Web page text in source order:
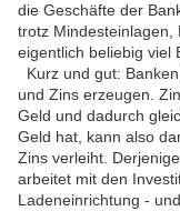
die Geschäfte der
trotz Mindesteinlagen,
eigentlich beliebig viel
Kurz und gut:
und Zins erzeugen.
Geld und dadurch
Geld hat, kann also
Zins verleiht.
arbeitet mit den
Ladeneinrichtung -